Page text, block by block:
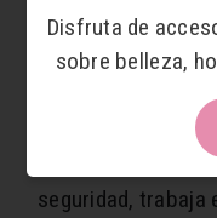
que promueva
también se
Si no tienes
seguridad, trabaja
Disfruta de
sobre belleza,